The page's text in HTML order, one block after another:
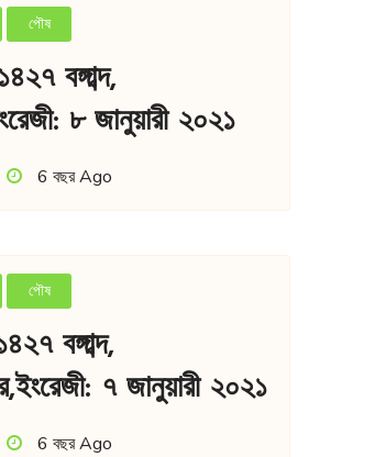
পৌষ
বঙ্গাব্দ,
৮ জানুয়ারী ২০২১
6 বছর Ago
পৌষ
বঙ্গাব্দ,
৭ জানুয়ারী ২০২১
6 বছর Ago